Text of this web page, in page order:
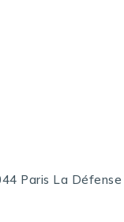
Paris La Défense